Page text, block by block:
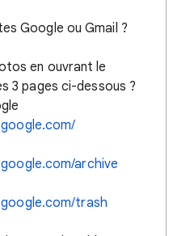
Google ou Gmail ?
en ouvrant le
3 pages ci-dessous ?
archive
trash